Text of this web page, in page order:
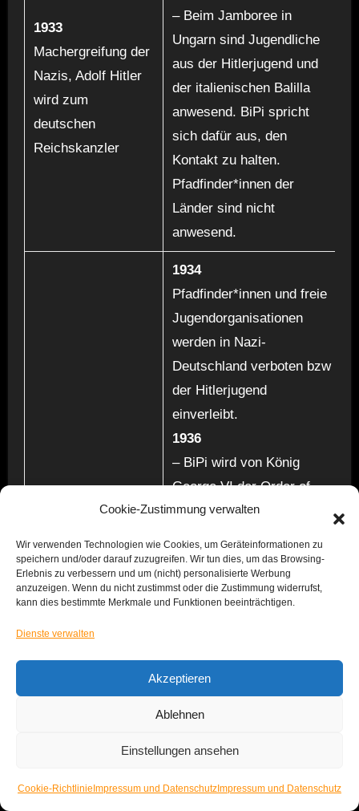
Cookie-Zustimmung verwalten
Wir verwenden Technologien wie Cookies, um Geräteinformationen zu
speichern und/oder darauf zuzugreifen. Wir tun dies, um das Browsing-
Erlebnis zu verbessern und um (nicht) personalisierte Werbung
anzuzeigen. Wenn du nicht zustimmst oder die Zustimmung widerrufst,
kann dies bestimmte Merkmale und Funktionen beeinträchtigen.
Dienste verwalten
Akzeptieren
Ablehnen
Einstellungen ansehen
Cookie-Richtlinie Impressum und Datenschutz Impressum und Datenschutz
1933
Machergreifung der
Nazis, Adolf Hitler
wird zum
deutschen
Reichskanzler
– Beim Jamboree in
Ungarn sind Jugendliche
aus der Hitlerjugend und
der italienischen Balilla
anwesend. BiPi spricht
sich dafür aus, den
Kontakt zu halten.
Pfadfinder*innen der
Länder sind nicht
anwesend.
1934
Pfadfinder*innen und freie
Jugendorganisationen
werden in Nazi-
Deutschland verboten bzw
der Hitlerjugend
einverleibt.
1936
– BiPi wird von König
George VI der Order of
Merit verliehen.
Südafrika, um dortige
Konflikte bezüglich der
Rassentrennung der
zu lösen.
Abschlussrede beim